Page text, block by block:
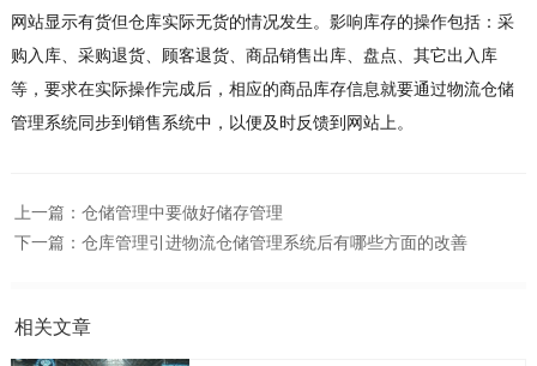
网站显示有货但仓库实际无货的情况发生。影响库存的操作包括：采
购入库、采购退货、顾客退货、商品销售出库、盘点、其它出入库
等，要求在实际操作完成后，相应的商品库存信息就要通过物流仓储
管理系统同步到销售系统中，以便及时反馈到网站上。
上一篇： 仓储管理中要做好储存管理
下一篇： 仓库管理引进物流仓储管理系统后有哪些方面的改善
相关文章